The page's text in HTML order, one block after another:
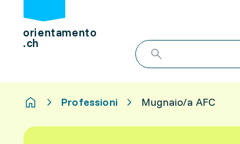
orientamento
.ch
Professioni Mugnaio/a AFC